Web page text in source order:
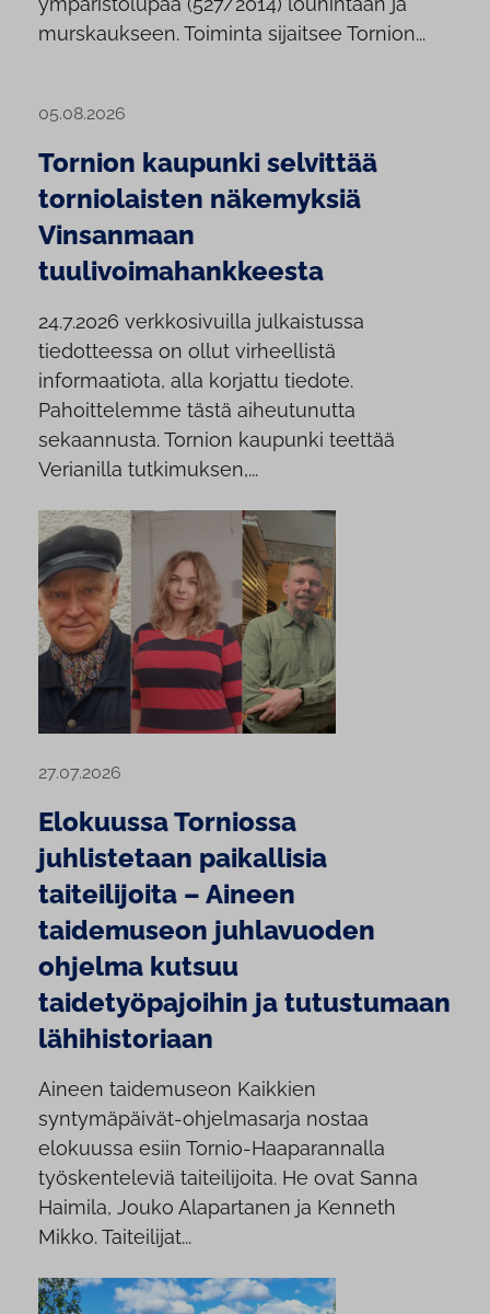
murskaukseen. Toiminta sijaitsee Tornion...
05.08.2026
Tornion kaupunki selvittää
torniolaisten näkemyksiä
Vinsanmaan
tuulivoimahankkeesta
24.7.2026 verkkosivuilla julkaistussa
tiedotteessa on ollut virheellistä
informaatiota, alla korjattu tiedote.
Pahoittelemme tästä aiheutunutta
sekaannusta. Tornion kaupunki teettää
Verianilla tutkimuksen,...
27.07.2026
Elokuussa Torniossa
juhlistetaan paikallisia
taiteilijoita – Aineen
taidemuseon juhlavuoden
ohjelma kutsuu
taidetyöpajoihin ja tutustumaan
lähihistoriaan
Aineen taidemuseon Kaikkien
syntymäpäivät-ohjelmasarja nostaa
elokuussa esiin Tornio-Haaparannalla
työskenteleviä taiteilijoita. He ovat Sanna
Haimila, Jouko Alapartanen ja Kenneth
Mikko. Taiteilijat...